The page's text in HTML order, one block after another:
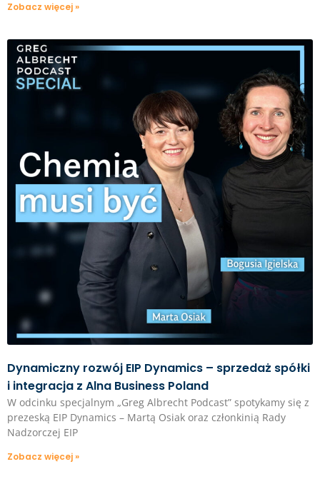
Zobacz więcej »
Dynamiczny rozwój EIP Dynamics – sprzedaż spółki
i integracja z Alna Business Poland
W odcinku specjalnym „Greg Albrecht Podcast” spotykamy się z
prezeską EIP Dynamics – Martą Osiak oraz członkinią Rady
Nadzorczej EIP
Zobacz więcej »